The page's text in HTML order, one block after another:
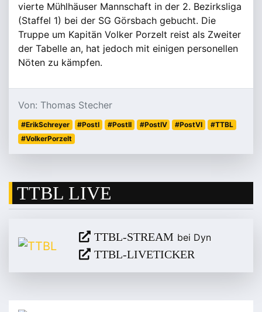
vierte Mühlhäuser Mannschaft in der 2. Bezirksliga
(Staffel 1) bei der SG Görsbach gebucht. Die
Truppe um Kapitän Volker Porzelt reist als Zweiter
der Tabelle an, hat jedoch mit einigen personellen
Nöten zu kämpfen.
Von: Thomas Stecher
#ErikSchreyer #PostI #PostII #PostIV #PostVI
#TTBL
#VolkerPorzelt
TTBL LIVE
TTBL-STREAM bei Dyn
TTBL-LIVETICKER